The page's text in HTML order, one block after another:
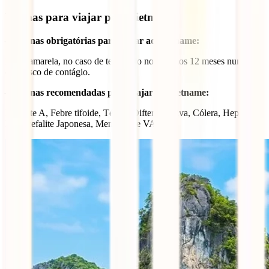
Vacinas para viajar pelo Vietname
– Vacinas obrigatórias para viajar ao Vietname:
Febre amarela, no caso de ter estado nos últimos 12 meses num país
com risco de contágio.
– Vacinas recomendadas para viajar ao Vietname:
Hepatite A, Febre tifoide, Tétano/Difteria, Raiva, Cólera, Hepatite
B, Encefalite Japonesa, Meningite e VASPR